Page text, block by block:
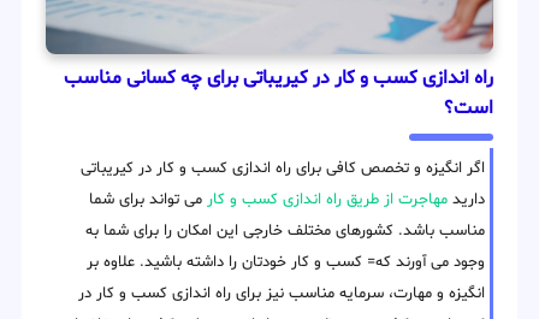
راه اندازی کسب و کار در کیریباتی برای چه کسانی مناسب
است؟
اگر انگیزه و تخصص کافی برای راه اندازی کسب و کار در کیریباتی
دارید مهاجرت از طریق راه اندازی کسب و کار می تواند برای شما
مناسب باشد. کشورهای مختلف خارجی این امکان را برای شما به
وجود می آورند که= کسب و کار خودتان را داشته باشید. علاوه بر
انگیزه و مهارت، سرمایه مناسب نیز برای راه اندازی کسب و کار در